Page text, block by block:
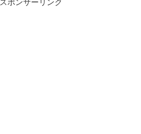
スポンサーリンク